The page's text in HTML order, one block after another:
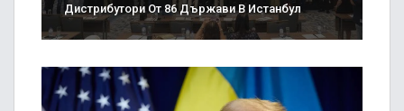
Дистрибутори От 86 Държави В Истанбул